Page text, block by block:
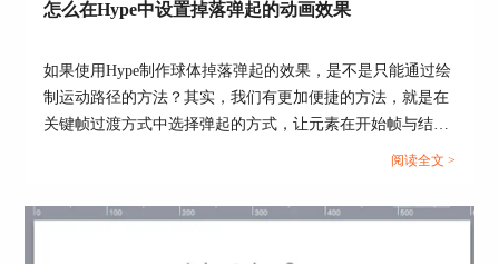
怎么在Hype中设置掉落弹起的动画效果
如果使用Hype制作球体掉落弹起的效果，是不是只能通过绘
制运动路径的方法？其实，我们有更加便捷的方法，就是在
关键帧过渡方式中选择弹起的方式，让元素在开始帧与结束
阅读全文 >